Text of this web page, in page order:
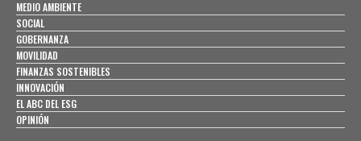
MEDIO AMBIENTE
SOCIAL
GOBERNANZA
MOVILIDAD
FINANZAS SOSTENIBLES
INNOVACIÓN
EL ABC DEL ESG
OPINIÓN